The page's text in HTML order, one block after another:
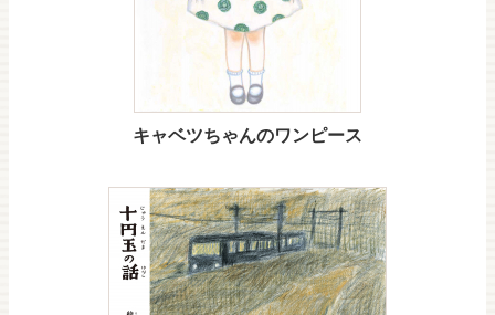
キャベツちゃんのワンピース